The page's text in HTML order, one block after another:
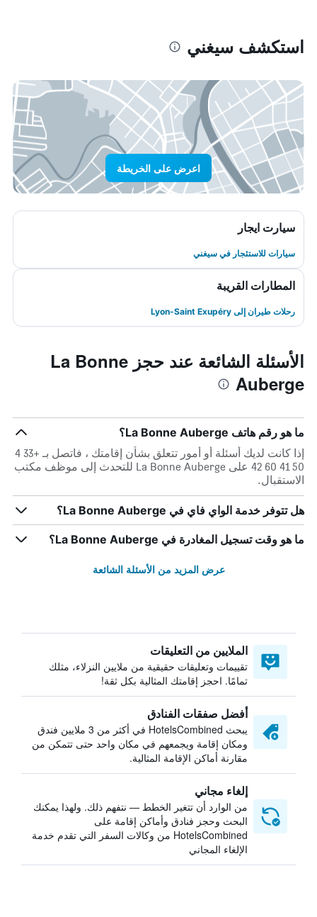
استكشف سيغني
اعرض على الخريطة
سيارت ايجار
سيارات للاستئجار في سيغني
المطارات القريبة
رحلات طيران إلى Lyon-Saint Exupéry
الأسئلة الشائعة عند حجز La Bonne
Auberge
ما هو رقم هاتف La Bonne Auberge؟
إذا كانت لديك أسئلة أو أمور تتعلق بشأن إقامتك ، فاتصل بـ +33 4
50 41 60 42 على La Bonne Auberge للتحدث إلى موظف مكتب
الاستقبال.
هل تتوفر خدمة الواي فاي في La Bonne Auberge؟
ما هو وقت تسجيل المغادرة في La Bonne Auberge؟
عرض المزيد من الأسئلة الشائعة
الملايين من التعليقات
تقييمات وتعليقات حقيقية من ملايين النزلاء، مثلك
تمامًا. احجز إقامتك المثالية بكل ثقة!
أفضل صفقات الفنادق
يبحث HotelsCombined في أكثر من 3 ملايين فندق
ومكان إقامة ويجمعهم في مكان واحد حتى تتمكن من
مقارنة أماكن الإقامة المثالية.
إلغاء مجاني
من الوارد أن تتغير الخطط — نتفهم ذلك. ولهذا يمكنك
البحث وحجز فنادق وأماكن إقامة على
HotelsCombined من وكالات السفر التي تقدم خدمة
الإلغاء المجاني